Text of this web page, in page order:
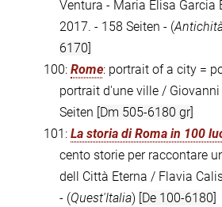
Ventura - Maria Elisa Garcia
2017. - 158 Seiten - (
6170]
100: Rome: portrait of a city =
portrait d'une ville /
Seiten [Dm 505-6180 gr]
101: La storia di Roma in 100
cento storie per raccontare
dell Città Eterna / Flavia
- (Quest'Italia) [De 100-6180]